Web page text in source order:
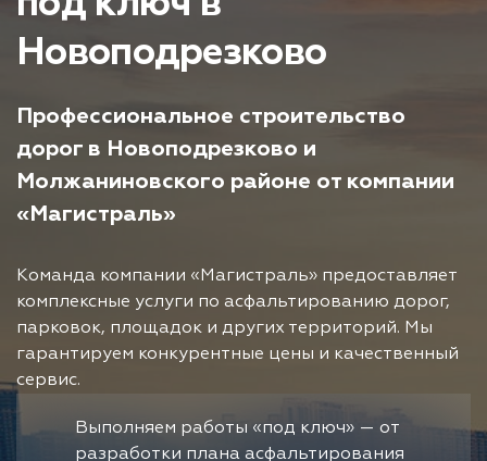
Новоподрезково
Профессиональное строительство
дорог в Новоподрезково и
Молжаниновского районе от компании
«Магистраль»
Команда компании «Магистраль» предоставляет
комплексные услуги по асфальтированию дорог,
парковок, площадок и других территорий. Мы
гарантируем конкурентные цены и качественный
сервис.
Выполняем работы «под ключ» — от
разработки плана асфальтирования